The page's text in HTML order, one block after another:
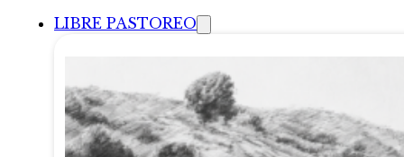
LIBRE PASTOREO